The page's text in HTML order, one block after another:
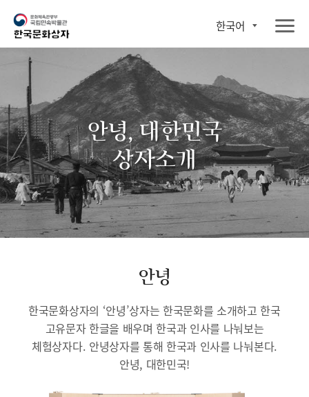
한국어
안녕, 대한민국
상자소개
안녕
한국문화상자의 ‘안녕’상자는 한국문화를 소개하고 한국
고유문자 한글을 배우며 한국과 인사를 나눠보는
체험상자다. 안녕상자를 통해 한국과 인사를 나눠본다.
안녕, 대한민국!